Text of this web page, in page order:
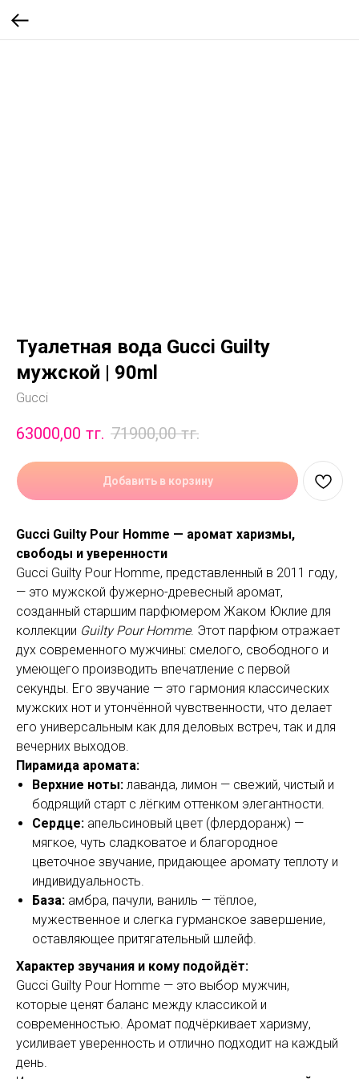
Туалетная вода Gucci Guilty
мужской | 90ml
Gucci
63000,00 тг. 71900,00 тг.
Добавить в корзину
Gucci Guilty Pour Homme — аромат харизмы,
свободы и уверенности
Gucci Guilty Pour Homme, представленный в 2011 году,
— это мужской фужерно-древесный аромат,
созданный старшим парфюмером Жаком Юклие для
коллекции Guilty Pour Homme. Этот парфюм отражает
дух современного мужчины: смелого, свободного и
умеющего производить впечатление с первой
секунды. Его звучание — это гармония классических
мужских нот и утончённой чувственности, что делает
его универсальным как для деловых встреч, так и для
вечерних выходов.
Пирамида аромата:
Верхние ноты: лаванда, лимон — свежий, чистый и
бодрящий старт с лёгким оттенком элегантности.
Сердце: апельсиновый цвет (флердоранж) —
мягкое, чуть сладковатое и благородное
цветочное звучание, придающее аромату теплоту и
индивидуальность.
База: амбра, пачули, ваниль — тёплое,
мужественное и слегка гурманское завершение,
оставляющее притягательный шлейф.
Характер звучания и кому подойдёт:
Gucci Guilty Pour Homme — это выбор мужчин,
которые ценят баланс между классикой и
современностью. Аромат подчёркивает харизму,
усиливает уверенность и отлично подходит на каждый
день.